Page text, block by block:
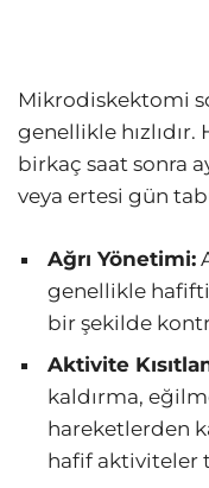
Mikrodiskektomi
genellikle
birkaç saat sonra
veya ertesi gün
Ağrı Yönetimi:
genellikle
bir şekilde
Aktivite
kaldırma,
hareketlerden
hafif aktiviteler